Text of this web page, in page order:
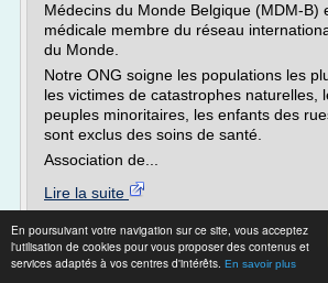
En poursuivant votre navigation sur ce site, vous acceptez
l'utilisation de cookies pour vous proposer des contenus et
services adaptés à vos centres d'intérêts. En savoir plus
Médecins du Monde Belgique (MDM-B)
médicale membre du réseau
du Monde.
Notre ONG soigne les populations les
les victimes de catastrophes naturelles,
peuples minoritaires, les enfants des
sont exclus des soins de santé.
Association de...
Lire la suite
Site :student.be
Thèmes liés :dees ressources